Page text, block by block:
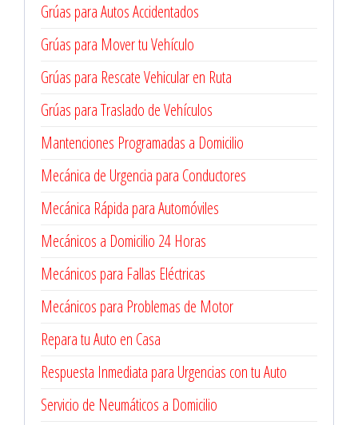
Grúas para Autos Accidentados
Grúas para Mover tu Vehículo
Grúas para Rescate Vehicular en Ruta
Grúas para Traslado de Vehículos
Mantenciones Programadas a Domicilio
Mecánica de Urgencia para Conductores
Mecánica Rápida para Automóviles
Mecánicos a Domicilio 24 Horas
Mecánicos para Fallas Eléctricas
Mecánicos para Problemas de Motor
Repara tu Auto en Casa
Respuesta Inmediata para Urgencias con tu Auto
Servicio de Neumáticos a Domicilio